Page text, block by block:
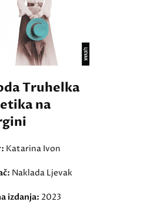
Truhelka
na
Katarina Ivon
Naklada Ljevak
izdanja: 2023